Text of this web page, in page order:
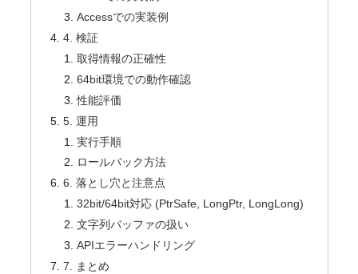
Accessでの実装例
4. 検証
取得情報の正確性
64bit環境での動作確認
性能評価
5. 運用
実行手順
ロールバック方法
6. 落とし穴と注意点
32bit/64bit対応 (PtrSafe, LongPtr, LongLong)
文字列バッファの扱い
APIエラーハンドリング
7. まとめ